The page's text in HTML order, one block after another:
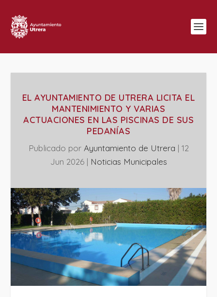
EL AYUNTAMIENTO DE UTRERA LICITA EL
MANTENIMIENTO Y VARIAS
ACTUACIONES EN LAS PISCINAS DE SUS
PEDANÍAS
Publicado por Ayuntamiento de Utrera | 12
Jun 2026| ‎Noticias Municipales